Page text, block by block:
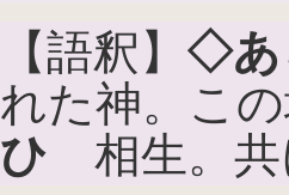
【語釈】 ◇あ
れた神。こ
ひ 相生。共